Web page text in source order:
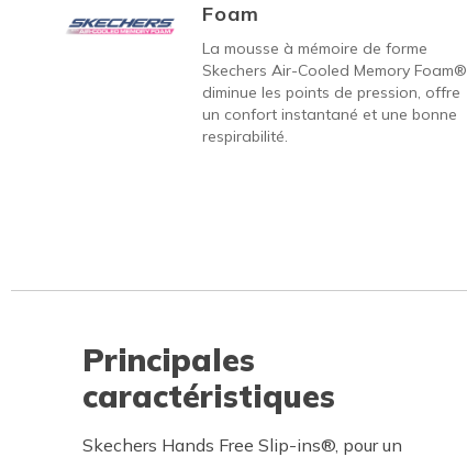
Foam
La mousse à mémoire de forme
Skechers Air-Cooled Memory Foam®
diminue les points de pression, offre
un confort instantané et une bonne
respirabilité.
Principales
caractéristiques
Skechers Hands Free Slip-ins®, pour un